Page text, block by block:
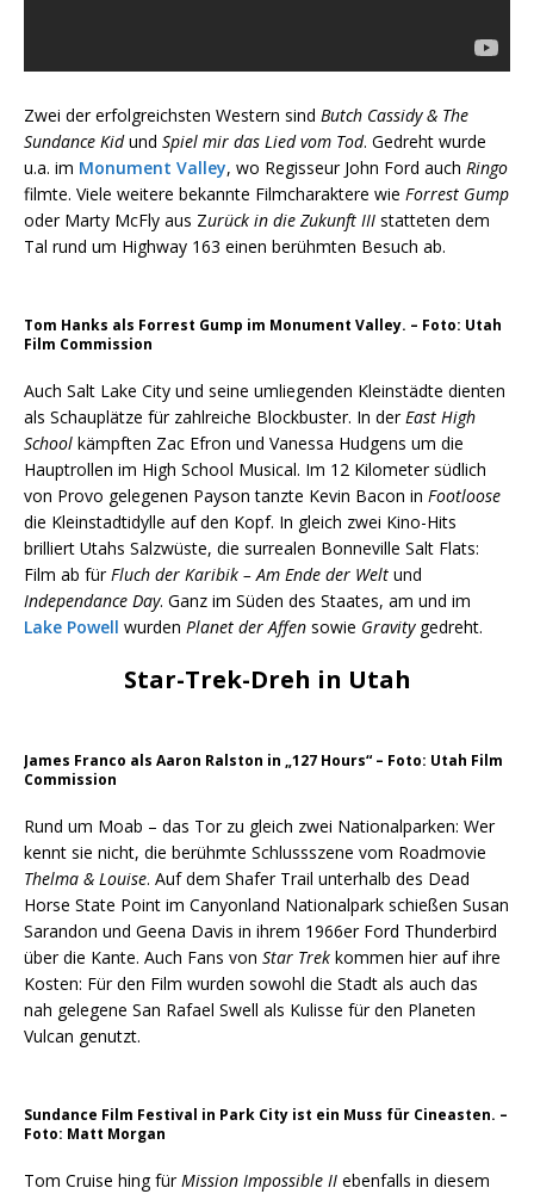
Zwei der erfolgreichsten Western sind Butch Cassidy & The
Sundance Kidund Spiel mir das Lied vom Tod. Gedreht wurde
u.a. im Monument Valley, wo Regisseur John Ford auch Ringo
filmte. Viele weitere bekannte Filmcharaktere wie Forrest Gump
oder Marty McFly aus Zurück in die Zukunft III statteten dem
Tal rund um Highway 163 einen berühmten Besuch ab.
Tom Hanks als Forrest Gump im Monument Valley. – Foto: Utah
Film Commission
Auch Salt Lake City und seine umliegenden Kleinstädte dienten
als Schauplätze für zahlreiche Blockbuster. In derEast High
School kämpften Zac Efron und Vanessa Hudgens um die
Hauptrollen im High School Musical. Im 12 Kilometer südlich
von Provo gelegenen Payson tanzte Kevin Bacon in Footloose
die Kleinstadtidylle auf den Kopf. In gleich zwei Kino-Hits
brilliert Utahs Salzwüste, die surrealen Bonneville Salt Flats:
Film ab fürFluch der Karibik – Am Ende der Welt und
Independance Day. Ganz im Süden des Staates, am und im
Lake Powell wurden Planet der Affen sowie Gravitygedreht.
Star-Trek-Dreh in Utah
James Franco als Aaron Ralston in „127 Hours“ – Foto: Utah Film
Commission
Rund um Moab – das Tor zu gleich zwei Nationalparken: Wer
kennt sie nicht, die berühmte Schlussszene vom Roadmovie
Thelma & Louise. Auf dem Shafer Trail unterhalb des Dead
Horse State Point im Canyonland Nationalpark schießen Susan
Sarandon und Geena Davis in ihrem 1966er Ford Thunderbird
über die Kante. Auch Fans von Star Trek kommen hier auf ihre
Kosten: Für den Film wurden sowohl die Stadt als auch das
nah gelegene San Rafael Swell als Kulisse für den Planeten
Vulcan genutzt.
Sundance Film Festival in Park City ist ein Muss für Cineasten. –
Foto: Matt Morgan
Tom Cruise hing fürMission Impossible II ebenfalls in diesem